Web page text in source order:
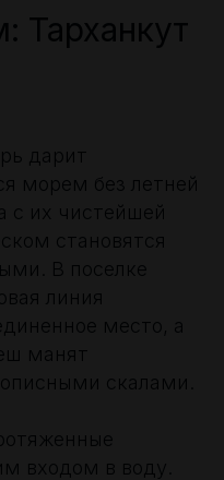
Тарханкут
дарит
морем без летней
с их чистейшей
становятся
В поселке
линия
место, а
манят
скалами.
входом в воду.